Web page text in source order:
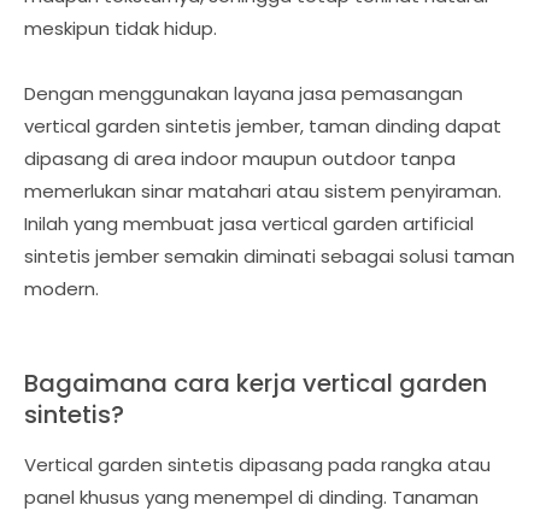
meskipun tidak hidup.
Dengan menggunakan layana jasa pemasangan
vertical garden sintetis jember, taman dinding dapat
dipasang di area indoor maupun outdoor tanpa
memerlukan sinar matahari atau sistem penyiraman.
Inilah yang membuat jasa vertical garden artificial
sintetis jember semakin diminati sebagai solusi taman
modern.
Bagaimana cara kerja vertical garden
sintetis?
Vertical garden sintetis dipasang pada rangka atau
panel khusus yang menempel di dinding. Tanaman